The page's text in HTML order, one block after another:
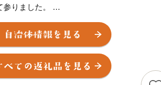
りました。
一の標高3,776メートルと美しさを誇る富士
抜750メートルの市街地を形成する高原都市
山信仰の町として栄え、町並みなど御師文
ています。
が近代産業として脚光を浴びて以来、政治・